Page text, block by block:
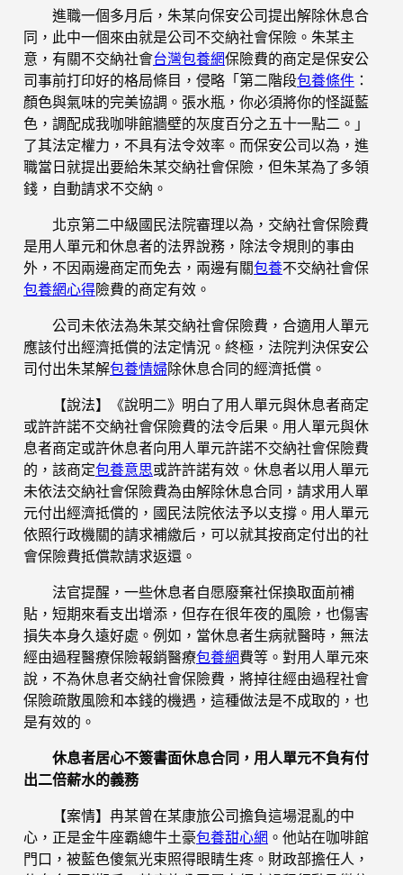
進職一個多月后，朱某向保安公司提出解除休息合
同，此中一個來由就是公司不交納社會保險。朱某主
意，有關不交納社會台灣包養網保險費的商定是保安公
司事前打印好的格局條目，侵略「第二階段包養條件 ：
顏色與氣味的完美協調。張水瓶，你必須將你的怪誕藍
色，調配成我咖啡館牆壁的灰度百分之五十一點二。」
了其法定權力，不具有法令效率。而保安公司以為，進
職當日就提出要給朱某交納社會保險，但朱某為了多領
錢，自動請求不交納。
北京第二中級國民法院審理以為，交納社會保險費
是用人單元和休息者的法界說務，除法令規則的事由
外，不因兩邊商定而免去，兩邊有關包養不交納社會保
包養網心得險費的商定有效。
公司未依法為朱某交納社會保險費，合適用人單元
應該付出經濟抵償的法定情況。終極，法院判決保安公
司付出朱某解包養情婦除休息合同的經濟抵償。
【說法】《說明二》明白了用人單元與休息者商定
或許許諾不交納社會保險費的法令后果。用人單元與休
息者商定或許休息者向用人單元許諾不交納社會保險費
的，該商定包養意思或許許諾有效。休息者以用人單元
未依法交納社會保險費為由解除休息合同，請求用人單
元付出經濟抵償的，國民法院依法予以支撐。用人單元
依照行政機關的請求補繳后，可以就其按商定付出的社
會保險費抵償款請求返還。
法官提醒，一些休息者自愿廢棄社保換取面前補
貼，短期來看支出增添，但存在很年夜的風險，也傷害
損失本身久遠好處。例如，當休息者生病就醫時，無法
經由過程醫療保險報銷醫療包養網費等。對用人單元來
說，不為休息者交納社會保險費，將掉往經由過程社會
保險疏散風險和本錢的機遇，這種做法是不成取的，也
是有效的。
休息者居心不簽書面休息合同，用人單元不負有付
出二倍薪水的義務
【案情】冉某曾在某康旅公司擔負這場混亂的中
心，正是金牛座霸總牛土豪包養甜心網 。他站在咖啡館
門口，被藍色傻氣光束照得眼睛生疼。財政部擔任人，